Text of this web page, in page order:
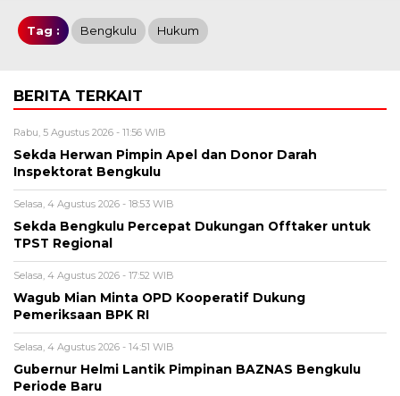
Tag : Bengkulu Hukum
BERITA TERKAIT
Rabu, 5 Agustus 2026 - 11:56 WIB
Sekda Herwan Pimpin Apel dan Donor Darah
Inspektorat Bengkulu
Selasa, 4 Agustus 2026 - 18:53 WIB
Sekda Bengkulu Percepat Dukungan Offtaker untuk
TPST Regional
Selasa, 4 Agustus 2026 - 17:52 WIB
Wagub Mian Minta OPD Kooperatif Dukung
Pemeriksaan BPK RI
Selasa, 4 Agustus 2026 - 14:51 WIB
Gubernur Helmi Lantik Pimpinan BAZNAS Bengkulu
Periode Baru